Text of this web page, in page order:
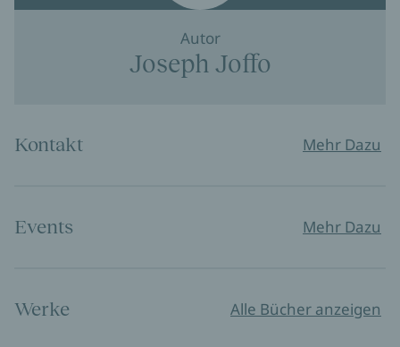
Autor
Joseph Joffo
Kontakt Mehr Dazu
Events Mehr Dazu
Werke Alle Bücher anzeigen